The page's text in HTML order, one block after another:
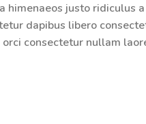
justo ridiculus
dapibus libero
consectetur nullam